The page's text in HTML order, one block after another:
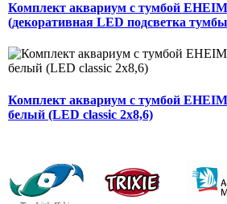
Комплект аквариум с тумбой
(декоративная LED подсветка
Комплект аквариум с тумбой
белый (LED classic 2x8,6)